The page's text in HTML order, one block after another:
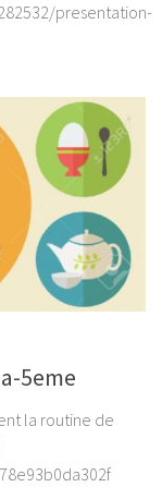
presentation-
5eme
la routine de